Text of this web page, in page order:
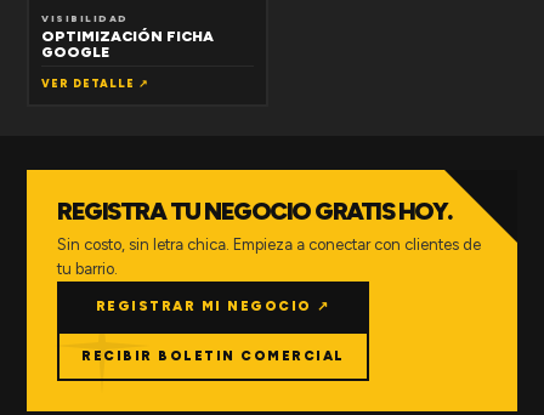
VISIBILIDAD
OPTIMIZACIÓN FICHA
GOOGLE
VER DETALLE ↗
REGISTRA TU NEGOCIO GRATIS HOY.
Sin costo, sin letra chica. Empieza a conectar con clientes de
tu barrio.
REGISTRAR MI NEGOCIO ↗
RECIBIR BOLETIN COMERCIAL